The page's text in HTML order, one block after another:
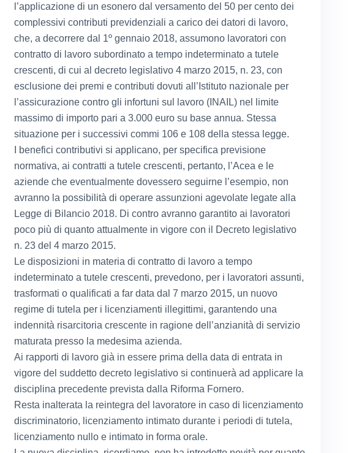
l’applicazione di un esonero dal versamento del 50 per cento dei
complessivi contributi previdenziali a carico dei datori di lavoro,
che, a decorrere dal 1º gennaio 2018, assumono lavoratori con
contratto di lavoro subordinato a tempo indeterminato a tutele
crescenti, di cui al decreto legislativo 4 marzo 2015, n. 23, con
esclusione dei premi e contributi dovuti all’Istituto nazionale per
l’assicurazione contro gli infortuni sul lavoro (INAIL) nel limite
massimo di importo pari a 3.000 euro su base annua. Stessa
situazione per i successivi commi 106 e 108 della stessa legge.
I benefici contributivi si applicano, per specifica previsione
normativa, ai contratti a tutele crescenti, pertanto, l’Acea e le
aziende che eventualmente dovessero seguirne l’esempio, non
avranno la possibilità di operare assunzioni agevolate legate alla
Legge di Bilancio 2018. Di contro avranno garantito ai lavoratori
poco più di quanto attualmente in vigore con il Decreto legislativo
n. 23 del 4 marzo 2015.
Le disposizioni in materia di contratto di lavoro a tempo
indeterminato a tutele crescenti, prevedono, per i lavoratori assunti,
trasformati o qualificati a far data dal 7 marzo 2015, un nuovo
regime di tutela per i licenziamenti illegittimi, garantendo una
indennità risarcitoria crescente in ragione dell’anzianità di servizio
maturata presso la medesima azienda.
Ai rapporti di lavoro già in essere prima della data di entrata in
vigore del suddetto decreto legislativo si continuerà ad applicare la
disciplina precedente prevista dalla Riforma Fornero.
Resta inalterata la reintegra del lavoratore in caso di licenziamento
discriminatorio, licenziamento intimato durante i periodi di tutela,
licenziamento nullo e intimato in forma orale.